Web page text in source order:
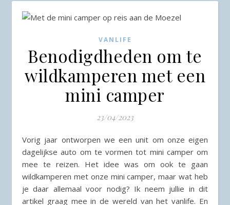
VANLIFE
Benodigdheden om te
wildkamperen met een
mini camper
23/04/2023
Vorig jaar ontworpen we een unit om onze eigen
dagelijkse auto om te vormen tot mini camper om
mee te reizen. Het idee was om ook te gaan
wildkamperen met onze mini camper, maar wat heb
je daar allemaal voor nodig? Ik neem jullie in dit
artikel graag mee in de wereld van het vanlife. En